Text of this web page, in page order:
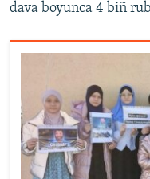
dava boyunca 4 biñ